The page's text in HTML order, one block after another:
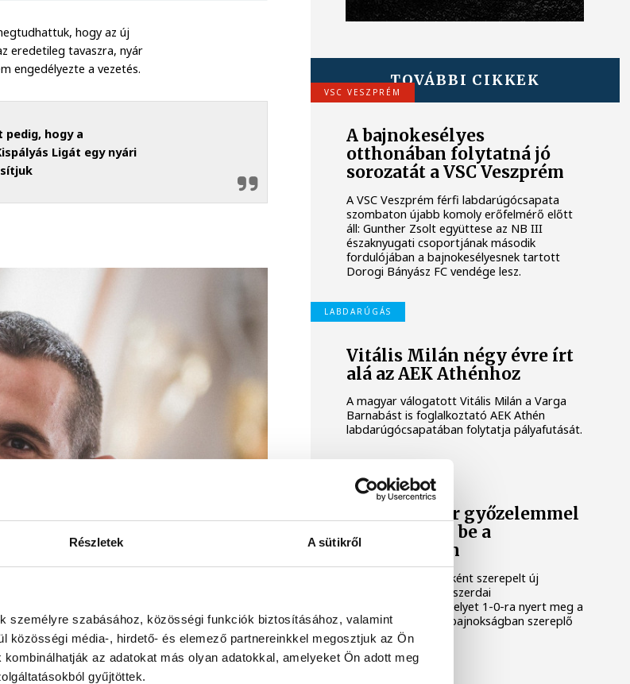
Részletek A sütikről
személyre szabásához, közösségi funkciók biztosításához, valamint
közösségi média-, hirdető- és elemező partnereinkkel megosztjuk az Ön
az adatokat más olyan adatokkal, amelyeket Ön adott meg
gyűjtöttek.
hogy az új
eredetileg tavaszra, nyár
engedélyezte a vezetés.
hogy a
Ligát egy nyári
TOVÁBBI CIKKEK
VSC VESZPRÉM
A bajnokesélyes
otthonában folytatná jó
sorozatát a VSC Veszprém
A VSC Veszprém férfi labdarúgócsapata
szombaton újabb komoly erőfelmérő előtt
áll: Gunther Zsolt együttese az NB III
északnyugati csoportjának második
fordulójában a bajnokesélyesnek tartott
Dorogi Bányász FC vendége lesz.
LABDARÚGÁS
Vitális Milán négy évre írt
alá az AEK Athénhoz
A magyar válogatott Vitális Milán a Varga
Barnabást is foglalkoztató AEK Athén
labdarúgócsapatában folytatja pályafutását.
Gulácsi Péter győzelemmel
mutatkozott be a
Villarrealban
Gulácsi Péter kezdőként szerepelt új
csapata, a Villarreal szerdai
edzőmérkőzésén, melyet 1-0-ra nyert meg a
spanyol labdarúgó-bajnokságban szereplő
együttes.